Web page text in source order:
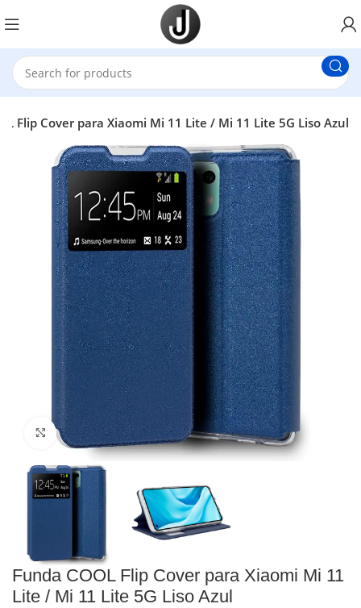
Flip Cover para Xiaomi Mi 11 Lite / Mi 11 Lite 5G Liso Azul
Click to enlarge
Funda COOL Flip Cover para Xiaomi Mi 11
Lite / Mi 11 Lite 5G Liso Azul